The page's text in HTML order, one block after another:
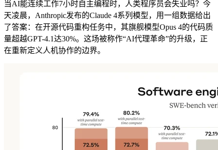
当AI能连续工作7小时自主编程时，人类程序员会失业吗？今
天凌晨，Anthropic发布的Claude 4系列模型，用一组数据给出
了答案：在开源代码重构任务中，其旗舰模型Opus 4的代码质
量超越GPT-4.1达30%。这场被称作“AI代理革命”的升级，正
在重新定义人机协作的边界。